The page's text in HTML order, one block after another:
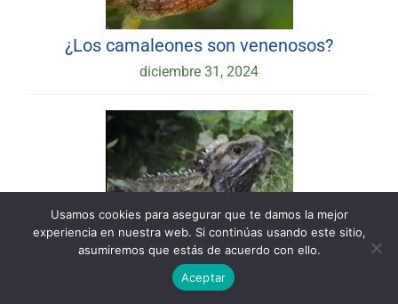
¿Los camaleones son venenosos?
diciembre 31, 2024
Tuatara del Sur (Sphenodon guntheri)
abril 22, 2023
Usamos cookies para asegurar que te damos la mejor
experiencia en nuestra web. Si continúas usando este sitio,
asumiremos que estás de acuerdo con ello.
Aceptar